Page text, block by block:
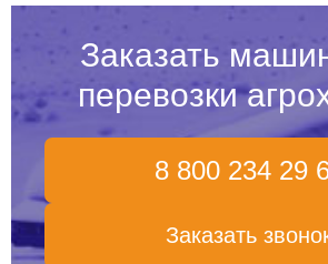
Заказать
перевозки
8 800 234 29
Заказать